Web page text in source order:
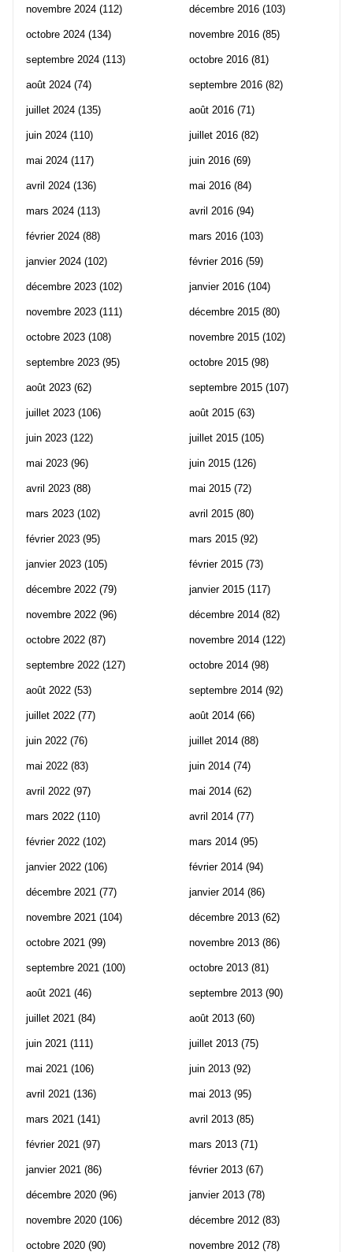
novembre 2024 (112)
octobre 2024 (134)
septembre 2024 (113)
août 2024 (74)
juillet 2024 (135)
juin 2024 (110)
mai 2024 (117)
avril 2024 (136)
mars 2024 (113)
février 2024 (88)
janvier 2024 (102)
décembre 2023 (102)
novembre 2023 (111)
octobre 2023 (108)
septembre 2023 (95)
août 2023 (62)
juillet 2023 (106)
juin 2023 (122)
mai 2023 (96)
avril 2023 (88)
mars 2023 (102)
février 2023 (95)
janvier 2023 (105)
décembre 2022 (79)
novembre 2022 (96)
octobre 2022 (87)
septembre 2022 (127)
août 2022 (53)
juillet 2022 (77)
juin 2022 (76)
mai 2022 (83)
avril 2022 (97)
mars 2022 (110)
février 2022 (102)
janvier 2022 (106)
décembre 2021 (77)
novembre 2021 (104)
octobre 2021 (99)
septembre 2021 (100)
août 2021 (46)
juillet 2021 (84)
juin 2021 (111)
mai 2021 (106)
avril 2021 (136)
mars 2021 (141)
février 2021 (97)
janvier 2021 (86)
décembre 2020 (96)
novembre 2020 (106)
octobre 2020 (90)
décembre 2016 (103)
novembre 2016 (85)
octobre 2016 (81)
septembre 2016 (82)
août 2016 (71)
juillet 2016 (82)
juin 2016 (69)
mai 2016 (84)
avril 2016 (94)
mars 2016 (103)
février 2016 (59)
janvier 2016 (104)
décembre 2015 (80)
novembre 2015 (102)
octobre 2015 (98)
septembre 2015 (107)
août 2015 (63)
juillet 2015 (105)
juin 2015 (126)
mai 2015 (72)
avril 2015 (80)
mars 2015 (92)
février 2015 (73)
janvier 2015 (117)
décembre 2014 (82)
novembre 2014 (122)
octobre 2014 (98)
septembre 2014 (92)
août 2014 (66)
juillet 2014 (88)
juin 2014 (74)
mai 2014 (62)
avril 2014 (77)
mars 2014 (95)
février 2014 (94)
janvier 2014 (86)
décembre 2013 (62)
novembre 2013 (86)
octobre 2013 (81)
septembre 2013 (90)
août 2013 (60)
juillet 2013 (75)
juin 2013 (92)
mai 2013 (95)
avril 2013 (85)
mars 2013 (71)
février 2013 (67)
janvier 2013 (78)
décembre 2012 (83)
novembre 2012 (78)